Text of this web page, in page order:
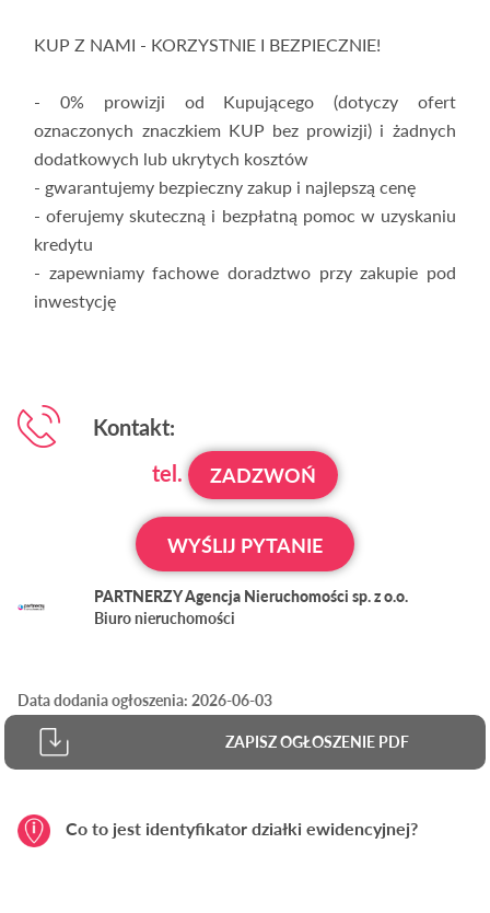
Co to jest identyfikator działki ewidencyjnej?
KUP Z NAMI - KORZYSTNIE I BEZPIECZNIE!
- 0% prowizji od Kupującego (dotyczy ofert
oznaczonych znaczkiem KUP bez prowizji) i żadnych
dodatkowych lub ukrytych kosztów
- gwarantujemy bezpieczny zakup i najlepszą cenę
- oferujemy skuteczną i bezpłatną pomoc w uzyskaniu
kredytu
- zapewniamy fachowe doradztwo przy zakupie pod
inwestycję
Kontakt:
tel.
ZADZWOŃ
WYŚLIJ PYTANIE
PARTNERZY Agencja Nieruchomości sp. z o.o.
Biuro nieruchomości
Data dodania ogłoszenia: 2026-06-03
ZAPISZ OGŁOSZENIE PDF